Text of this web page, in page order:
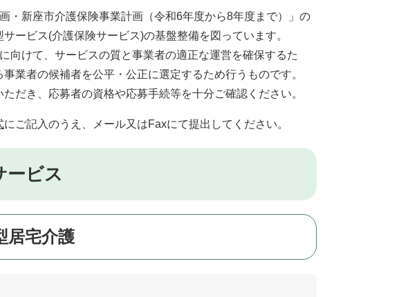
・新座市介護保険事業計画（令和6年度から8年度まで）」の
ービス(介護保険サービス)の基盤整備を図っています。
向けて、サービスの質と事業者の適正な運営を確保するた
業者の候補者を公平・公正に選定するため行うものです。
だき、応募者の資格や応募手続等を十分ご確認ください。
にご記入のうえ、メール又はFaxにて提出してください。
ービス
居宅介護